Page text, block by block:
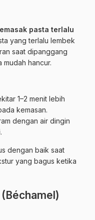
pasta terlalu
yang terlalu lembek
saat dipanggang
hancur.
1–2 menit lebih
kemasan.
dengan air dingin
dengan baik saat
yang bagus ketika